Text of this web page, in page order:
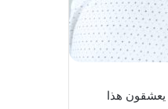
يعشقون هذا